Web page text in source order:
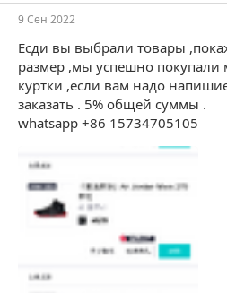
9 Сен 2022
Есди вы выбрали товары
размер ,мы успешно покупали
куртки ,если вам надо
заказать . 5% общей суммы .
whatsapp +86 15734705105